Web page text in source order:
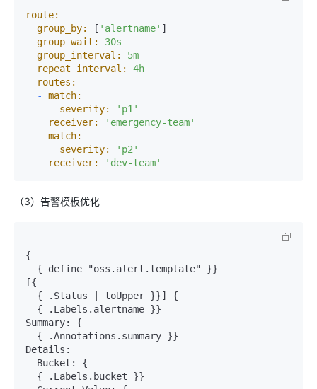
route:
group_by:
[ 'alertname' ]
group_wait:
30s
group_interval:
5m
repeat_interval:
4h
routes:
-
match:
severity:
'p1'
receiver:
'emergency-team'
-
match:
severity:
'p2'
receiver:
'dev-team'
（3）告警模板优化
{
[{
Summary: {
Details:
- Bucket: {